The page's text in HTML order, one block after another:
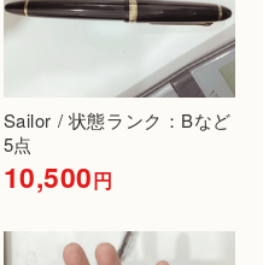
Sailor / 状態ランク：Bなど
5点
10,500円